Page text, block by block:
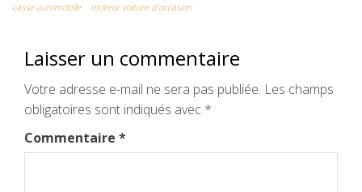
casse automobile
moteur voiture d'occasion
Laisser un commentaire
Votre adresse e-mail ne sera pas publiée. Les champs
obligatoires sont indiqués avec *
Commentaire *